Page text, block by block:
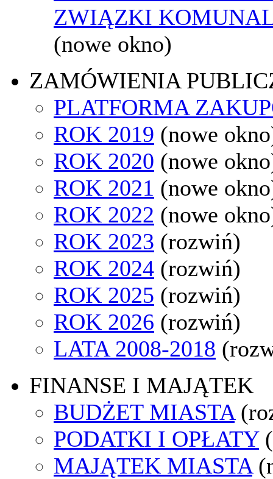
ZWIĄZKI
(nowe okno)
ZAMÓWIENIA
PLATFORMA
ROK 2019 (nowe
ROK 2020 (nowe
ROK 2021 (nowe
ROK 2022 (nowe
ROK 2023 (rozwiń)
ROK 2024 (rozwiń)
ROK 2025 (rozwiń)
ROK 2026 (rozwiń)
LATA 2008-2018
FINANSE I MAJĄTEK
BUDŻET MIASTA
PODATKI I OPŁATY
MAJĄTEK MIASTA